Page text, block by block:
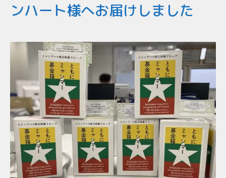
ンハート様へお届けしました